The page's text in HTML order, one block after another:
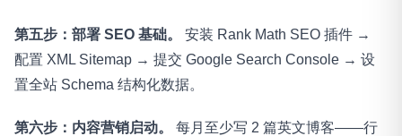
第五步：部署 SEO 基础。
安装 Rank Math SEO 插件 →
配置 XML Sitemap → 提交 Google Search Console → 设
置全站 Schema 结构化数据。
第六步：内容营销启动。
每月至少写 2 篇英文博客——行